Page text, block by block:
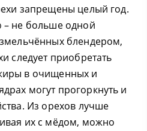
запрещены целый год.
– не больше одной
блендером,
следует приобретать
в очищенных и
могут прогоркнуть и
Из орехов лучше
их с мёдом, можно